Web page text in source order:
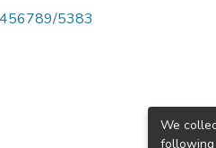
5383
We
following